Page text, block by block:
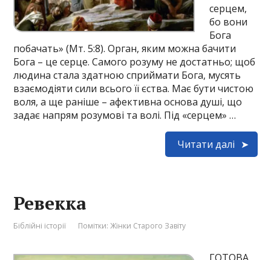
серцем,
бо вони
Бога
побачать» (Мт. 5:8). Орган, яким можна бачити
Бога – це серце. Самого розуму не достатньо; щоб
людина стала здатною сприймати Бога, мусять
взаємодіяти сили всього її єства. Має бути чистою
воля, а ще раніше – афективна основа душі, що
задає напрям розумові та волі. Під «серцем» …
Читати далі
Ревекка
Біблійні історії Помітки:Жінки Старого Завіту